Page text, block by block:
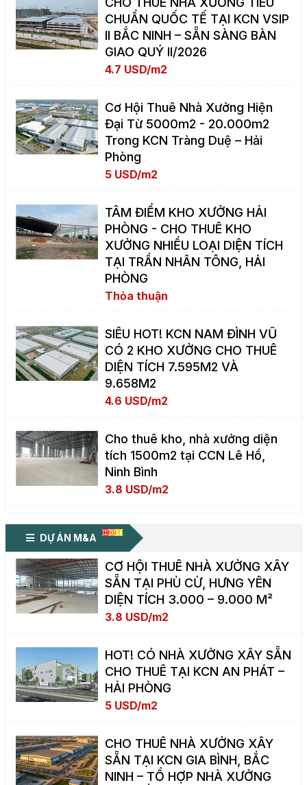
CHUẨN QUỐC TẾ TẠI KCN VSIP
II BẮC NINH – SẴN SÀNG BÀN
GIAO QUÝ II/2026
4.7 USD/m2
Cơ Hội Thuê Nhà Xưởng Hiện
Đại Từ 5000m2 - 20.000m2
Trong KCN Tràng Duệ – Hải
Phòng
5 USD/m2
TÂM ĐIỂM KHO XƯỞNG HẢI
PHÒNG - CHO THUÊ KHO
XƯỞNG NHIỀU LOẠI DIỆN TÍCH
TẠI TRẦN NHÂN TÔNG, HẢI
PHÒNG
Thỏa thuận
SIÊU HOT! KCN NAM ĐÌNH VŨ
CÓ 2 KHO XƯỞNG CHO THUÊ
DIỆN TÍCH 7.595M2 VÀ
9.658M2
4.6 USD/m2
Cho thuê kho, nhà xưởng diện
tích 1500m2 tại CCN Lê Hồ,
Ninh Bình
3.8 USD/m2
DỰ ÁN M&A
CƠ HỘI THUÊ NHÀ XƯỞNG XÂY
SẴN TẠI PHÙ CỪ, HƯNG YÊN
DIỆN TÍCH 3.000 – 9.000 M²
3.8 USD/m2
HOT! CÓ NHÀ XƯỞNG XÂY SẴN
CHO THUÊ TẠI KCN AN PHÁT –
HẢI PHÒNG
5 USD/m2
CHO THUÊ NHÀ XƯỞNG XÂY
SẴN TẠI KCN GIA BÌNH, BẮC
NINH – TỔ HỢP NHÀ XƯỞNG